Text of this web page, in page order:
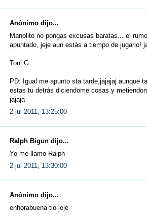
Anónimo dijo...
Manolito no pongas excusas baratas... el
apuntado, jeje aun estás a tiempo de jugarlo!
Toni G.
PD: Igual me apunto sta tarde,jajajaj aunque
estas tu detrás diciendome cosas y
jajaja
2 jul 2011, 13:25:00
Ralph Bigun dijo...
Yo me llamo Ralph
2 jul 2011, 13:30:00
Anónimo dijo...
enhorabuena tio jeje